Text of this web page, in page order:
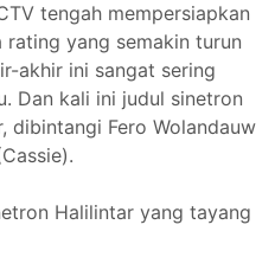
tengah mempersiapkan
rating yang semakin turun
akhir ini sangat sering
Dan kali ini judul sinetron
dibintangi Fero Wolandauw
Halilintar yang tayang